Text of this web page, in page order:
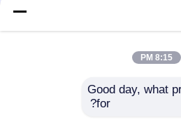
8:15 PM
Good day, what
for?